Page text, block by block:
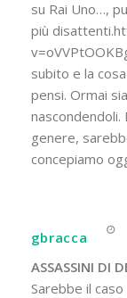
su Rai Uno…,
più
subito e la
pensi. Ormai
nascondendoli.
genere,
concepiamo
gbracca
ASSASSINI DI
Sarebbe il